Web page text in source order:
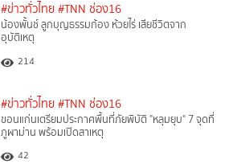
#ข่าวทั่วไทย #TNN ช่อง16
น้องพั้นช์ ลูกบุญธรรมก้อง ห้วยไร่ เสียชีวิตจาก
อุบัติเหตุ
214
#ข่าวทั่วไทย #TNN ช่อง16
ขอนแก่นเตรียมประกาศพื้นที่ภัยพิบัติ "หลุมยุบ" 7 จุดที่
ภูผาม่าน พร้อมเปิดสาเหตุ
42